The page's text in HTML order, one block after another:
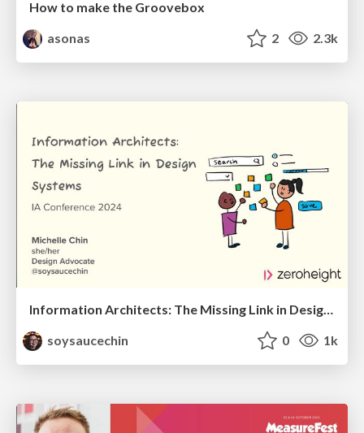
How to make the Groovebox
asonas
2 2.3k
Information Architects: The Missing Link in Design Systems
soysaucechin
0 1k